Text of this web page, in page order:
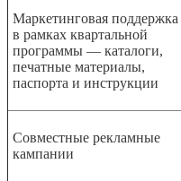
Маркетинговая поддержка
в рамках квартальной
программы — каталоги,
печатные материалы,
паспорта и инструкции
Совместные рекламные
кампании